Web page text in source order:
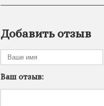
Добавить отзыв
Ваш отзыв: